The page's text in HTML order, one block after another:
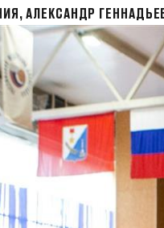
АЛЕКСАНДР